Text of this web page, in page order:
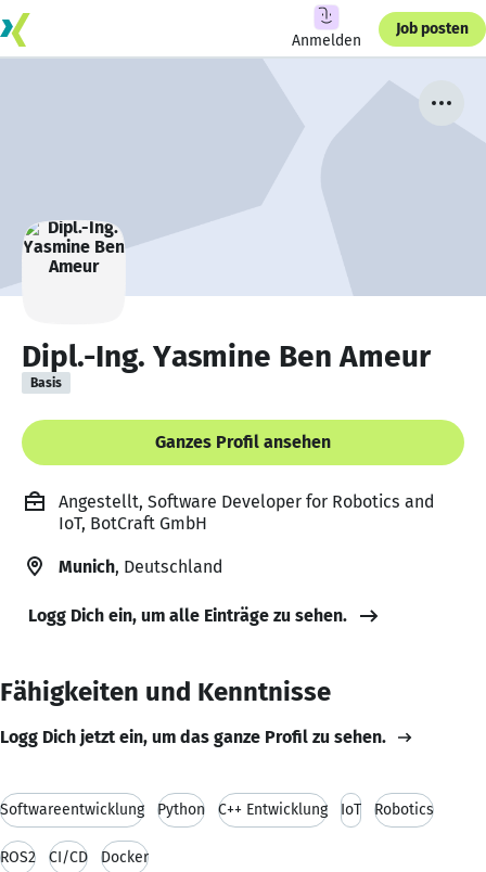
Anmelden
Job posten
Dipl.-Ing. Yasmine Ben Ameur
Basis
Ganzes Profil ansehen
Angestellt, Software Developer for Robotics and
IoT, BotCraft GmbH
Munich, Deutschland
Logg Dich ein, um alle Einträge zu sehen.
Fähigkeiten und Kenntnisse
Logg Dich jetzt ein, um das ganze Profil zu sehen.
Softwareentwicklung Python C++ Entwicklung IoT Robotics
ROS2 CI/CD Docker